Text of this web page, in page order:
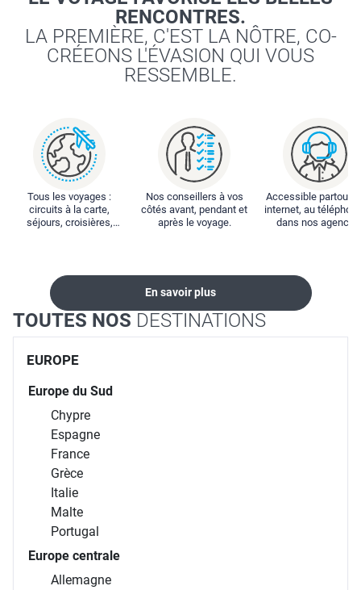
RENCONTRES.
LA PREMIÈRE, C'EST LA NÔTRE, CO-
CRÉEONS L'ÉVASION QUI VOUS
RESSEMBLE.
Tous les voyages :
circuits à la carte,
séjours, croisières,
Nos conseillers à vos
côtés avant, pendant et
après le voyage.
Accessible partout :
internet, au
dans nos
En savoir plus
TOUTES NOS DESTINATIONS
EUROPE
Europe du Sud
Chypre
Espagne
France
Grèce
Italie
Malte
Portugal
Europe centrale
Allemagne